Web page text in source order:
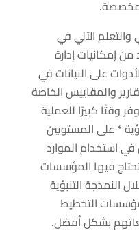
الآلي في
من إمكانيات إدارة
على البيانات في
والمقاييس الخاصة
وقتًا كبيرًا للعملية
* على المستويين
في استخدام الموارد
فيها المؤسسات
النمذجة التنبؤية
التخطيط
بشكل أفضل.